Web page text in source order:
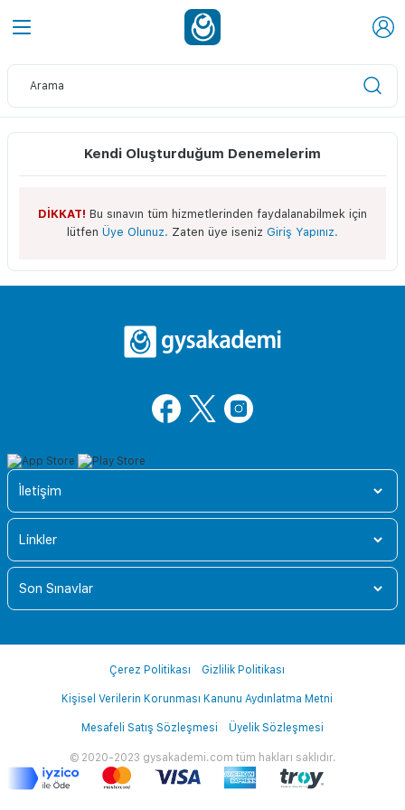
Kendi Oluşturduğum Denemelerim
DİKKAT! Bu sınavın tüm hizmetlerinden faydalanabilmek için
lütfen Üye Olunuz. Zaten üye iseniz Giriş Yapınız.
İletişim
Linkler
Son Sınavlar
© 2020-2023 gysakademi.com tüm hakları saklıdır.
Çerez Politikası Gizlilik Politikası
Kişisel Verilerin Korunması Kanunu Aydınlatma Metni
Mesafeli Satış Sözleşmesi Üyelik Sözleşmesi